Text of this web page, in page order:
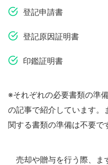
登記申請書
登記原因証明書
印鑑証明書
※それぞれの必要書類の準
の記事で紹介しています。
関する書類の準備は不要で
売却や贈与を行う際、ま